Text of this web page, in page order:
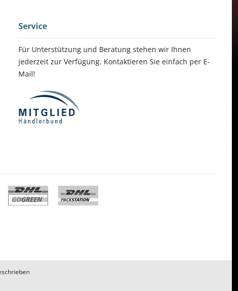
Service
Für Unterstützung und Beratung stehen wir Ihnen
jederzeit zur Verfügung. Kontaktieren Sie einfach per E-
Mail!